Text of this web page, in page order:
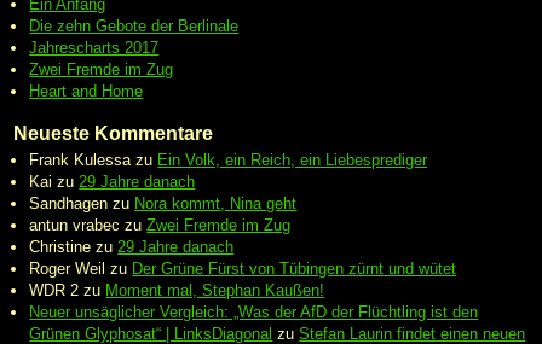
Ein Anfang
Die zehn Gebote der Berlinale
Jahrescharts 2017
Zwei Fremde im Zug
Heart and Home
Neueste Kommentare
Frank Kulessa zu Ein Volk, ein Reich, ein Liebesprediger
Kai zu 29 Jahre danach
Sandhagen zu Nora kommt, Nina geht
antun vrabec zuZwei Fremde im Zug
Christine zu 29 Jahre danach
Roger Weil zu Der Grüne Fürst von Tübingen zürnt und wütet
WDR 2 zu Moment mal, Stephan Kaußen!
Neuer unsäglicher Vergleich: „Was der AfD der Flüchtling ist den
Grünen Glyphosat“ | LinksDiagonal zuStefan Laurin findet einen neuen